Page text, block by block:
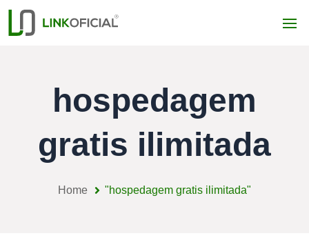
hospedagem
gratis ilimitada
Home "hospedagem gratis ilimitada"